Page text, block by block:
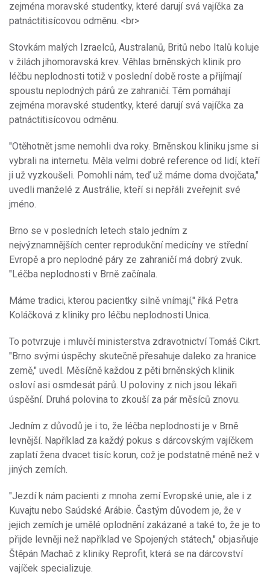
zejména moravské studentky, které darují svá vajíčka za
patnáctitisícovou odměnu. <br>
Stovkám malých Izraelců, Australanů, Britů nebo Italů koluje
v žilách jihomoravská krev. Věhlas brněnských klinik pro
léčbu neplodnosti totiž v poslední době roste a přijímají
spoustu neplodných párů ze zahraničí. Těm pomáhají
zejména moravské studentky, které darují svá vajíčka za
patnáctitisícovou odměnu.
"Otěhotnět jsme nemohli dva roky. Brněnskou kliniku jsme si
vybrali na internetu. Měla velmi dobré reference od lidí, kteří
ji už vyzkoušeli. Pomohli nám, teď už máme doma dvojčata,"
uvedli manželé z Austrálie, kteří si nepřáli zveřejnit své
jméno.
Brno se v posledních letech stalo jedním z
nejvýznamnějších center reprodukční medicíny ve střední
Evropě a pro neplodné páry ze zahraničí má dobrý zvuk.
"Léčba neplodnosti v Brně začínala.
Máme tradici, kterou pacientky silně vnímají," říká Petra
Koláčková z kliniky pro léčbu neplodnosti Unica.
To potvrzuje i mluvčí ministerstva zdravotnictví Tomáš Cikrt.
"Brno svými úspěchy skutečně přesahuje daleko za hranice
země," uvedl. Měsíčně každou z pěti brněnských klinik
osloví asi osmdesát párů. U poloviny z nich jsou lékaři
úspěšní. Druhá polovina to zkouší za pár měsíců znovu.
Jedním z důvodů je i to, že léčba neplodnosti je v Brně
levnější. Například za každý pokus s dárcovským vajíčkem
zaplatí žena dvacet tisíc korun, což je podstatně méně než v
jiných zemích.
"Jezdí k nám pacienti z mnoha zemí Evropské unie, ale i z
Kuvajtu nebo Saúdské Arábie. Častým důvodem je, že v
jejich zemích je umělé oplodnění zakázané a také to, že je to
přijde levněji než například ve Spojených státech," objasňuje
Štěpán Machač z kliniky Reprofit, která se na dárcovství
vajíček specializuje.